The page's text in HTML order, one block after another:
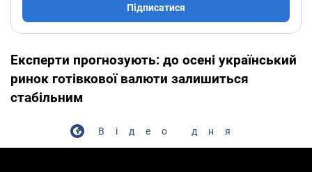
Підписатися
Експерти прогнозують: до осені український
ринок готівкової валюти залишиться
стабільним
Відео дня